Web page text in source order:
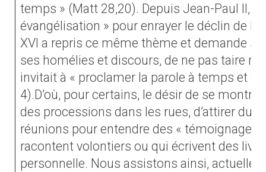
temps » (Matt 28,20). Depuis Jean-Paul II,
évangélisation » pour enrayer le déclin de
XVI a repris ce même thème et demande
ses homélies et discours, de ne pas taire
invitait à « proclamer la parole à temps et à
4).D’où, pour certains, le désir de se
des processions dans les rues, d’attirer du
réunions pour entendre des « témoignages
racontent volontiers ou qui écrivent des
personnelle. Nous assistons ainsi,